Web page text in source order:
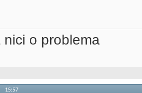
nici o problema
15:57